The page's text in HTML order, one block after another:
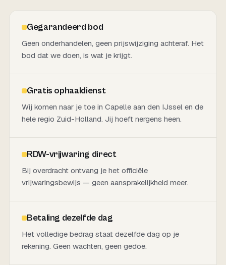
Gegarandeerd bod
Geen onderhandelen, geen prijswijziging achteraf. Het
bod dat we doen, is wat je krijgt.
Gratis ophaaldienst
Wij komen naar je toe in Capelle aan den IJssel en de
hele regio Zuid-Holland. Jij hoeft nergens heen.
RDW-vrijwaring direct
Bij overdracht ontvang je het officiële
vrijwaringsbewijs — geen aansprakelijkheid meer.
Betaling dezelfde dag
Het volledige bedrag staat dezelfde dag op je
rekening. Geen wachten, geen gedoe.